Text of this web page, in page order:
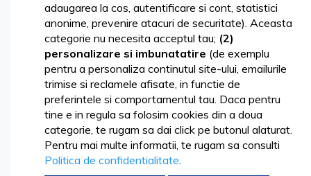
the
images
gallery
adaugarea la cos, autentificare si cont, statistici
anonime, prevenire atacuri de securitate). Aceasta
categorie nu necesita acceptul tau; (2)
personalizare si imbunatatire (de exemplu
pentru a personaliza continutul site-ului, emailurile
trimise si reclamele afisate, in functie de
preferintele si comportamentul tau. Daca pentru
tine e in regula sa folosim cookies din a doua
categorie, te rugam sa dai click pe butonul alaturat.
Pentru mai multe informatii, te rugam sa consulti
Politica de confidentialitate.